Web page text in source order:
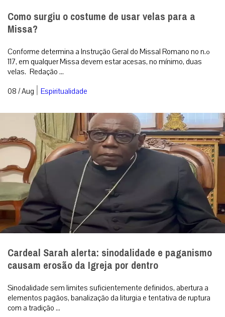
Como surgiu o costume de usar velas para a
Missa?
Conforme determina a Instrução Geral do Missal Romano no n.º
117, em qualquer Missa devem estar acesas, no mínimo, duas
velas. Redação ...
08 / Aug | Espiritualidade
Cardeal Sarah alerta: sinodalidade e paganismo
causam erosão da Igreja por dentro
Sinodalidade sem limites suficientemente definidos, abertura a
elementos pagãos, banalização da liturgia e tentativa de ruptura
com a tradição ...